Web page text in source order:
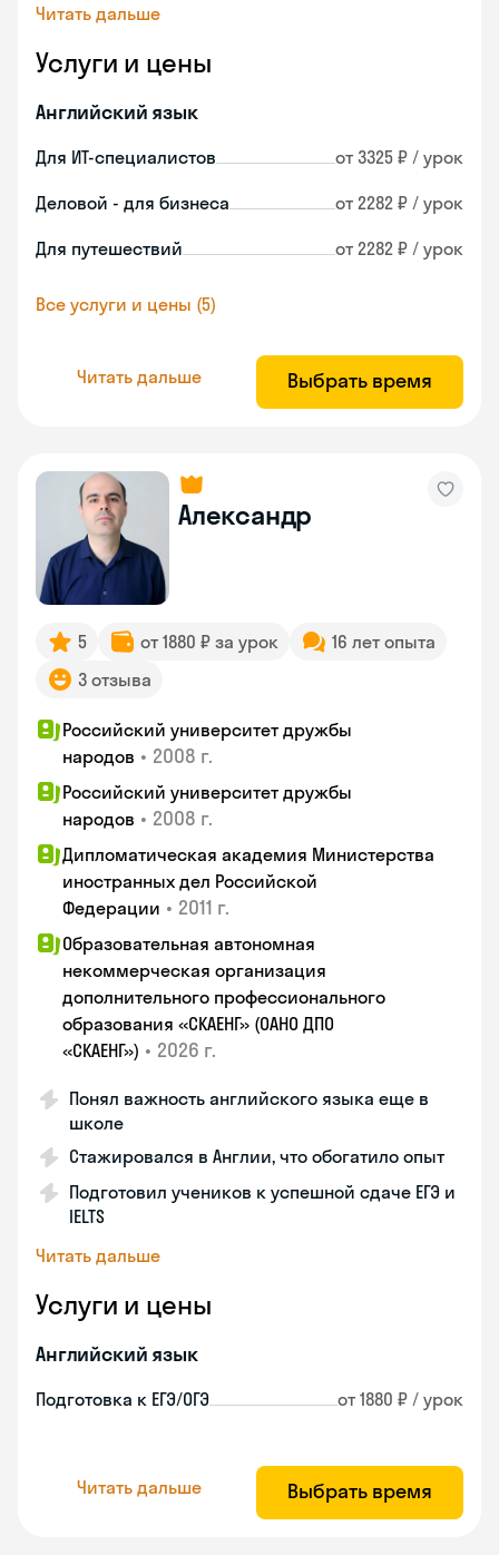
Читать дальше
Услуги и цены
Английский язык
Для ИТ-специалистов от 3325 ₽ / урок
Деловой - для бизнеса от 2282 ₽ / урок
Для путешествий от 2282 ₽ / урок
Все услуги и цены (5)
Читать дальше Выбрать время
Александр
5 от 1880 ₽ за урок
16 лет опыта
3 отзыва
Российский университет дружбы
народов • 2008 г.
Российский университет дружбы
народов • 2008 г.
Дипломатическая академия Министерства
иностранных дел Российской
Федерации • 2011 г.
Образовательная автономная
некоммерческая организация
дополнительного профессионального
образования «СКАЕНГ» (ОАНО ДПО
«СКАЕНГ») • 2026 г.
Понял важность английского языка еще в
школе
Стажировался в Англии, что обогатило опыт
Подготовил учеников к успешной сдаче ЕГЭ и
IELTS
Читать дальше
Услуги и цены
Английский язык
Подготовка к ЕГЭ/ОГЭ от 1880 ₽ / урок
Читать дальше Выбрать время